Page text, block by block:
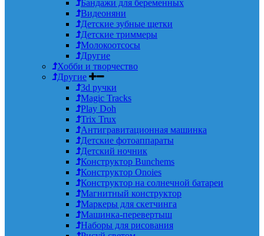
Бандажи для беременных
Видеоняни
Детские зубные щетки
Детские триммеры
Молокоотсосы
Другие
Хобби и творчество
Другие
3d ручки
Magic Tracks
Play Doh
Trix Trux
Антигравитационная машинка
Детские фотоаппараты
Детский ночник
Конструктор Bunchems
Конструктор Onoies
Конструктор на солнечной батареи
Магнитный конструктор
Маркеры для скетчинга
Машинка-перевертыш
Наборы для рисования